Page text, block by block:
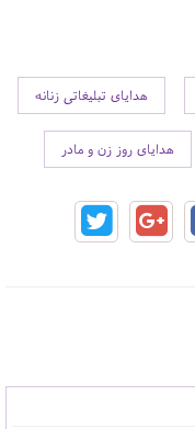
هدایای تبلیغاتی زنانه
هدایای روز زن و مادر